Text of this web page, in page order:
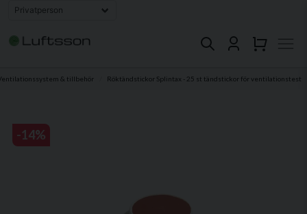
& tillbehör Röktändstickor Splintax - 25 st tändstickor för ventilationstest
-14%